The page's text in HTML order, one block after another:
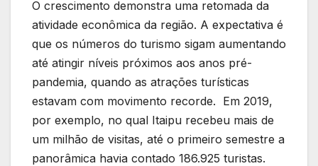
O crescimento demonstra uma retomada da
atividade econômica da região. A expectativa é
que os números do turismo sigam aumentando
até atingir níveis próximos aos anos pré-
pandemia, quando as atrações turísticas
estavam com movimento recorde. Em 2019,
por exemplo, no qual Itaipu recebeu mais de
um milhão de visitas, até o primeiro semestre a
panorâmica havia contado 186.925 turistas.